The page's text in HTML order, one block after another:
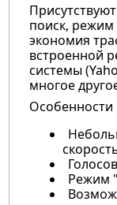
поиск,
экономия
встроенной
системы
многое
Режим